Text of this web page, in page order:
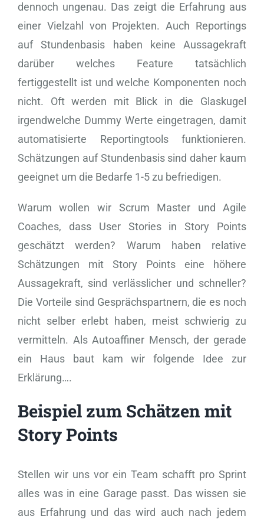
dennoch ungenau. Das zeigt die Erfahrung aus
einer Vielzahl von Projekten. Auch Reportings
auf Stundenbasis haben keine Aussagekraft
darüber welches Feature tatsächlich
fertiggestellt ist und welche Komponenten noch
nicht. Oft werden mit Blick in die Glaskugel
irgendwelche Dummy Werte eingetragen, damit
automatisierte Reportingtools funktionieren.
Schätzungen auf Stundenbasis sind daher kaum
geeignet um die Bedarfe 1-5 zu befriedigen.
Warum wollen wir Scrum Master und Agile
Coaches, dass User Stories in Story Points
geschätzt werden? Warum haben relative
Schätzungen mit Story Points eine höhere
Aussagekraft, sind verlässlicher und schneller?
Die Vorteile sind Gesprächspartnern, die es noch
nicht selber erlebt haben, meist schwierig zu
vermitteln. Als Autoaffiner Mensch, der gerade
ein Haus baut kam wir folgende Idee zur
Erklärung….
Beispiel zum Schätzen mit
Story Points
Stellen wir uns vor ein Team schafft pro Sprint
alles was in eine Garage passt. Das wissen sie
aus Erfahrung und das wird auch nach jedem